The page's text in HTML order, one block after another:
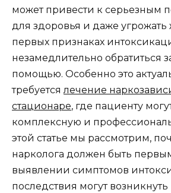
может привести к серьезным
для здоровья и даже
первых признаках
незамедлительно обратиться
помощью. Особенно это
требуется лечение
стационаре, где пациенту
комплексную и
этой статье мы рассмотрим,
нарколога должен быть
выявлении симптомов
последствия могут